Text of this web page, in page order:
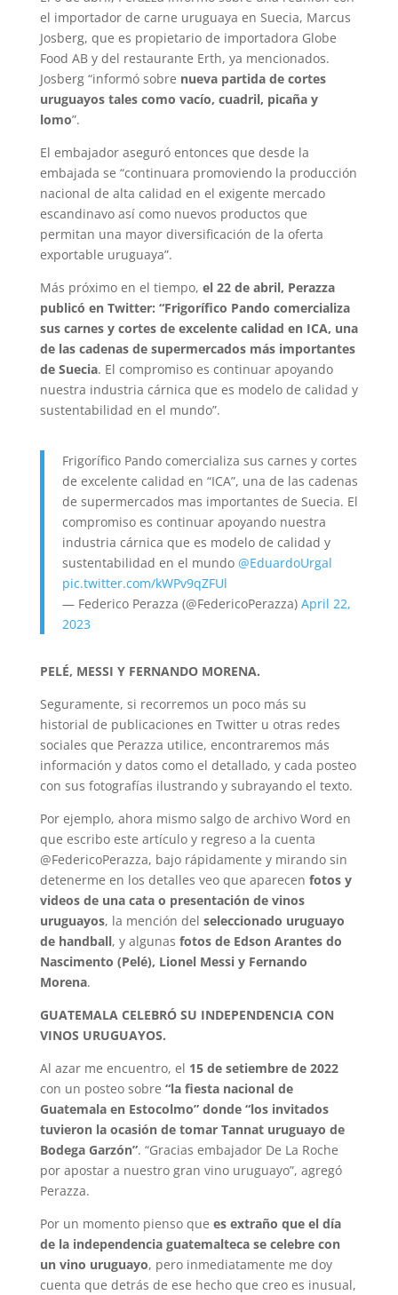
el importador de carne uruguaya en Suecia, Marcus
Josberg, que es propietario de importadora Globe
Food AB y del restaurante Erth, ya mencionados.
Josberg “informó sobre nueva partida de cortes
uruguayos tales como vacío, cuadril, picaña y
lomo”.
El embajador aseguró entonces que desde la
embajada se “continuara promoviendo la producción
nacional de alta calidad en el exigente mercado
escandinavo así como nuevos productos que
permitan una mayor diversificación de la oferta
exportable uruguaya”.
Más próximo en el tiempo, el 22 de abril, Perazza
publicó en Twitter: “Frigorífico Pando comercializa
sus carnes y cortes de excelente calidad en ICA, una
de las cadenas de supermercados más importantes
de Suecia. El compromiso es continuar apoyando
nuestra industria cárnica que es modelo de calidad y
sustentabilidad en el mundo”.
Frigorífico Pando comercializa sus carnes y cortes
de excelente calidad en “ICA”, una de las cadenas
de supermercados mas importantes de Suecia. El
compromiso es continuar apoyando nuestra
industria cárnica que es modelo de calidad y
sustentabilidad en el mundo @EduardoUrgal
pic.twitter.com/kWPv9qZFUl
— Federico Perazza (@FedericoPerazza) April 22,
2023
PELÉ, MESSI Y FERNANDO MORENA.
Seguramente, si recorremos un poco más su
historial de publicaciones en Twitter u otras redes
sociales que Perazza utilice, encontraremos más
información y datos como el detallado, y cada posteo
con sus fotografías ilustrando y subrayando el texto.
Por ejemplo, ahora mismo salgo de archivo Word en
que escribo este artículo y regreso a la cuenta
@FedericoPerazza, bajo rápidamente y mirando sin
detenerme en los detalles veo que aparecen fotos y
videos de una cata o presentación de vinos
uruguayos, la mención del seleccionado uruguayo
de handball, y algunas fotos de Edson Arantes do
Nascimento (Pelé), Lionel Messi y Fernando
Morena.
GUATEMALA CELEBRÓ SU INDEPENDENCIA CON
VINOS URUGUAYOS.
Al azar me encuentro, el 15 de setiembre de 2022
con un posteo sobre “la fiesta nacional de
Guatemala en Estocolmo” donde “los invitados
tuvieron la ocasión de tomar Tannat uruguayo de
Bodega Garzón”. “Gracias embajador De La Roche
por apostar a nuestro gran vino uruguayo”, agregó
Perazza.
Por un momento pienso que es extraño que el día
de la independencia guatemalteca se celebre con
un vino uruguayo, pero inmediatamente me doy
cuenta que detrás de ese hecho que creo es inusual,